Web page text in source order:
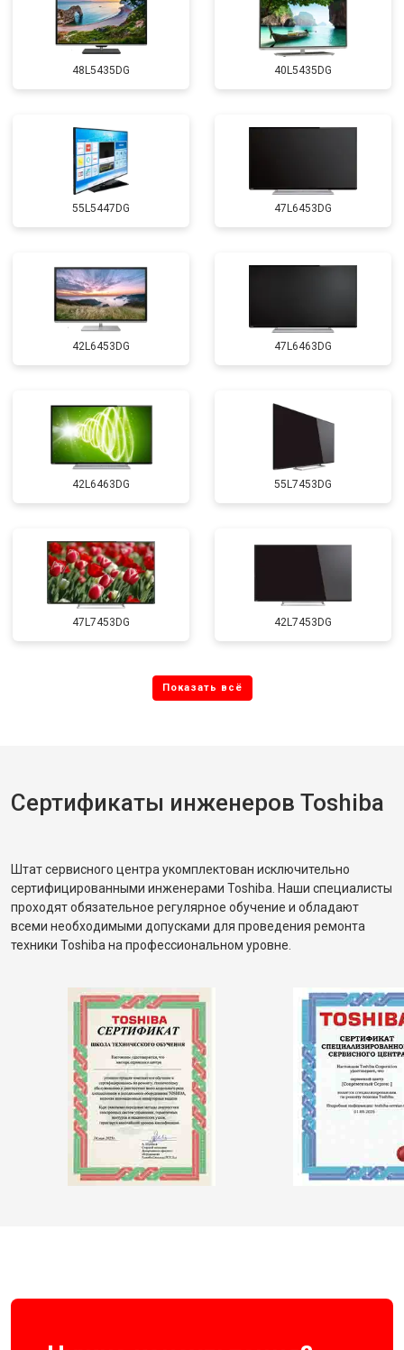
48L5435DG 40L5435DG
55L5447DG 47L6453DG
42L6453DG 47L6463DG
42L6463DG 55L7453DG
47L7453DG 42L7453DG
Сертификаты инженеров Toshiba
Штат сервисного центра укомплектован исключительно
сертифицированными инженерами Toshiba. Наши специалисты
проходят обязательное регулярное обучение и обладают
всеми необходимыми допусками для проведения ремонта
техники Toshiba на профессиональном уровне.